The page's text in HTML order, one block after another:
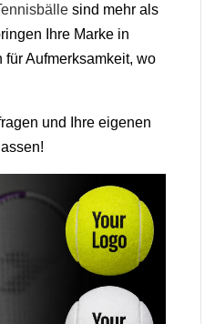
sind mehr als
Ihre Marke in
Aufmerksamkeit, wo
und Ihre eigenen